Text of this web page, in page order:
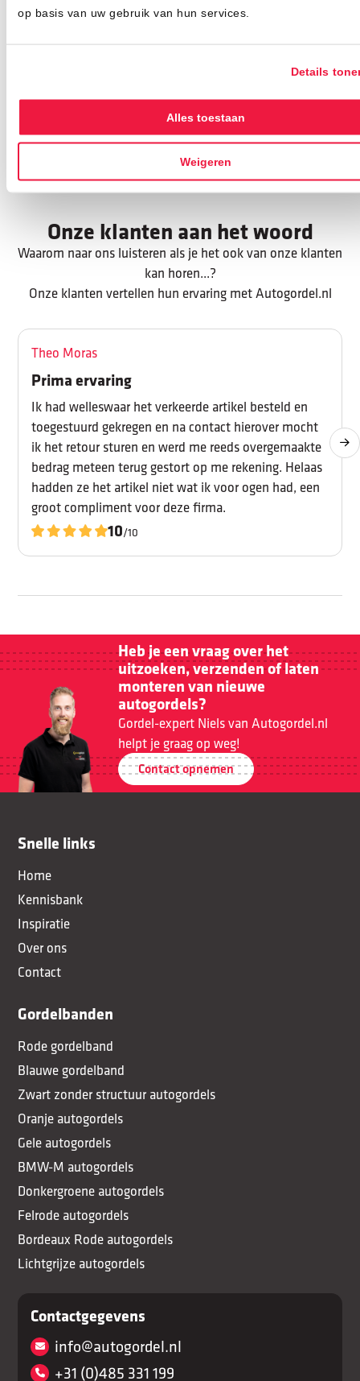
op basis van uw gebruik van hun services.
Details
Alles toestaan
Weigeren
hun primaire veiligheidsfunctie onverminderd sterk.
Jouw auto, jouw stijl
heeft maar liefst 23 verschillende kleuren
Ontdek met de verschillendestijlenuit ons assortiment
dat een auto volledig naar jouw wensen aan te passen is.
Onze klanten aan het woord
Waarom naar ons luisteren als je het ook van onze klanten
kan horen...?
Onze klanten vertellen hun ervaring met Autogordel.nl
Theo Moras
Prima ervaring
Ik had welleswaar het verkeerde artikel besteld en
toegestuurd gekregen en na contact hierover mocht
ik het retour sturen en werd me reeds overgemaakte
bedrag meteen terug gestort op me rekening. Helaas
hadden ze het artikel niet wat ik voor ogen had, een
groot compliment voor deze firma.
10/10
Heb je een vraag over het
uitzoeken, verzenden of laten
monteren van nieuwe
autogordels?
Gordel-expert Niels van Autogordel.nl
helpt je graag op weg!
Contact opnemen
Snelle links
Home
Kennisbank
Inspiratie
Over ons
Contact
Gordelbanden
Rode gordelband
Blauwe gordelband
Zwart zonder structuur autogordels
Oranje autogordels
Gele autogordels
BMW-M autogordels
Donkergroene autogordels
Felrode autogordels
Bordeaux Rode autogordels
Lichtgrijze autogordels
Contactgegevens
info@autogordel.nl
+31 (0)485 331 199